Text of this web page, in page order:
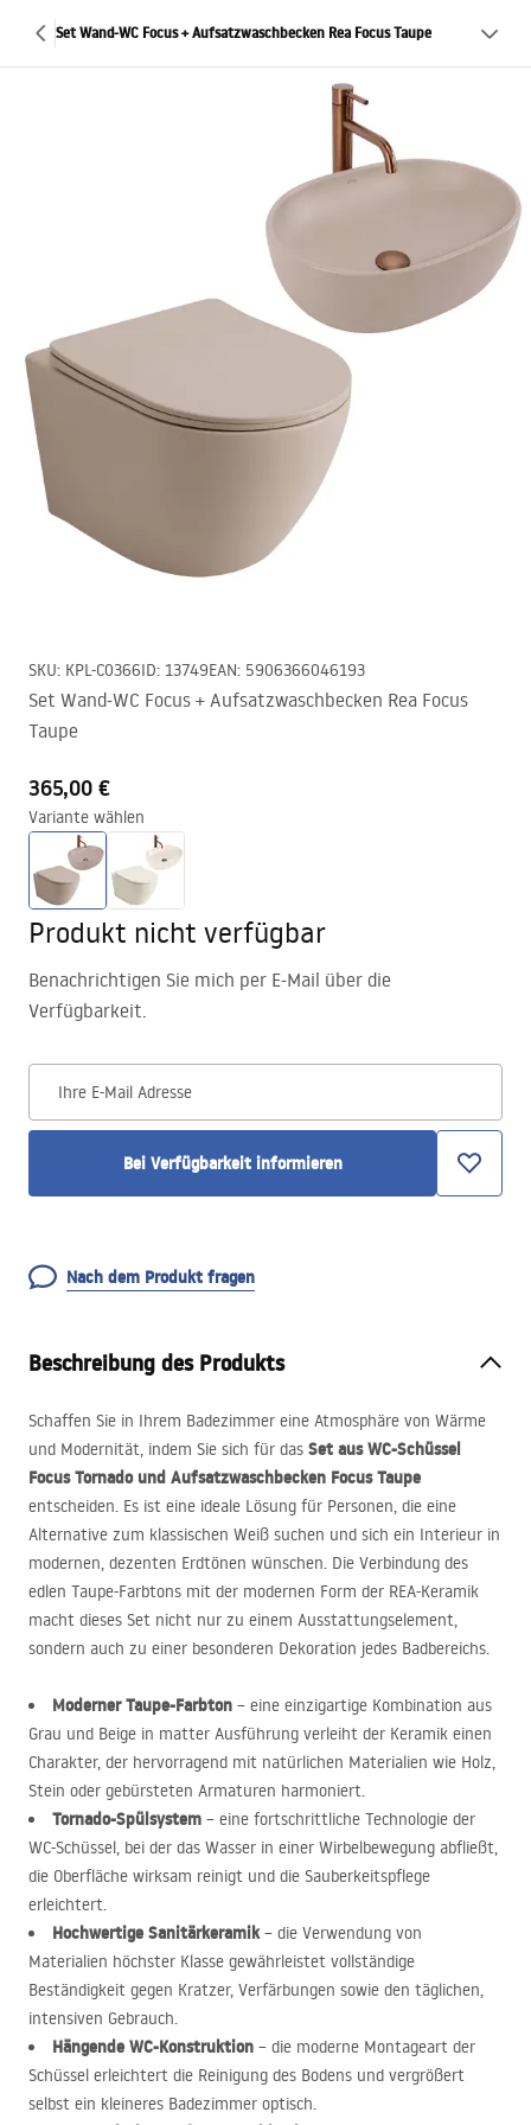
Set Wand-WC Focus + Aufsatzwaschbecken Rea Focus Taupe
SKU: KPL-C0366ID: 13749EAN: 5906366046193
Set Wand-WC Focus + Aufsatzwaschbecken Rea Focus
Taupe
365,00 €
Variante wählen
Produkt nicht verfügbar
Benachrichtigen Sie mich per E-Mail über die
Verfügbarkeit.
Ihre E-Mail Adresse
Bei Verfügbarkeit informieren
Nach dem Produkt fragen
Beschreibung des Produkts
Schaffen Sie in Ihrem Badezimmer eine Atmosphäre von Wärme
und Modernität, indem Sie sich für das Set aus WC-Schüssel
Focus Tornado und Aufsatzwaschbecken Focus Taupe
entscheiden. Es ist eine ideale Lösung für Personen, die eine
Alternative zum klassischen Weiß suchen und sich ein Interieur in
modernen, dezenten Erdtönen wünschen. Die Verbindung des
edlen Taupe-Farbtons mit der modernen Form der REA-Keramik
macht dieses Set nicht nur zu einem Ausstattungselement,
sondern auch zu einer besonderen Dekoration jedes Badbereichs.
Moderner Taupe-Farbton – eine einzigartige Kombination aus
Grau und Beige in matter Ausführung verleiht der Keramik einen
Charakter, der hervorragend mit natürlichen Materialien wie Holz,
Stein oder gebürsteten Armaturen harmoniert.
Tornado-Spülsystem – eine fortschrittliche Technologie der
WC-Schüssel, bei der das Wasser in einer Wirbelbewegung abfließt,
die Oberfläche wirksam reinigt und die Sauberkeitspflege
erleichtert.
Hochwertige Sanitärkeramik– die Verwendung von
Materialien höchster Klasse gewährleistet vollständige
Beständigkeit gegen Kratzer, Verfärbungen sowie den täglichen,
intensiven Gebrauch.
Hängende WC-Konstruktion – die moderne Montageart der
Schüssel erleichtert die Reinigung des Bodens und vergrößert
selbst ein kleineres Badezimmer optisch.